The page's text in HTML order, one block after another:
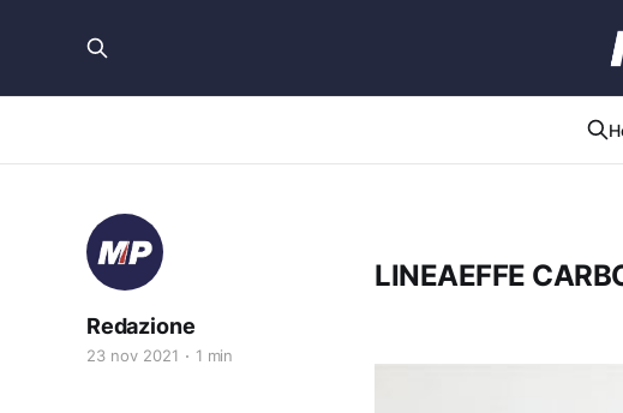
LINEAEFFE
Redazione
23 nov 2021 1 min